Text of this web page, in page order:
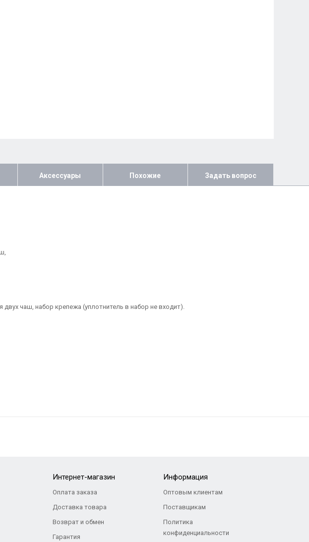
Аксессуары Похожие Задать вопрос
чаш, набор крепежа (уплотнитель в набор не входит).
Интернет-магазин
Оплата заказа
Доставка товара
Возврат и обмен
Гарантия
Информация
Оптовым клиентам
Поставщикам
Политика
конфиденциальности